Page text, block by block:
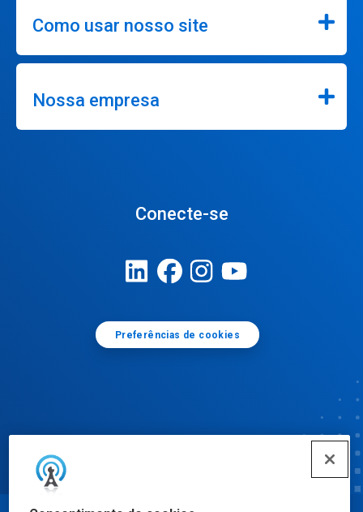
Como usar nosso site
Nossa empresa
Conecte-se
Preferências de cookies